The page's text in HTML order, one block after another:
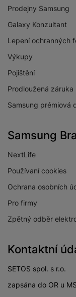
Prodejny Samsung
Galaxy Konzultant
Lepení ochranných
Výkupy
Pojištění
Prodloužená záruka
Samsung prémiová
Samsung
NextLife
Používaní cookies
Ochrana osobních
Pro firmy
Zpětný odběr
Kontaktní
SETOS spol. s r.o.
zapsána do OR u